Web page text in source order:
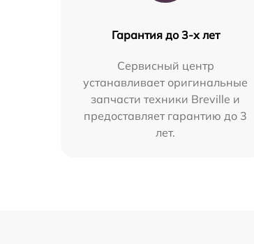
Гарантия до 3-х лет
Сервисный центр
устанавливает оригинальные
запчасти техники Breville и
предоставляет гарантию до 3
лет.